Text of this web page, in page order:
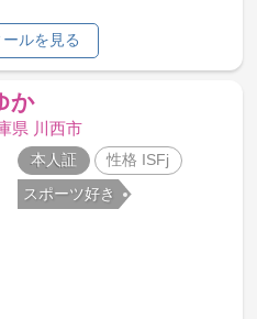
ルを見る
か
県 川西市
本人証 性格 ISFj
スポーツ好き